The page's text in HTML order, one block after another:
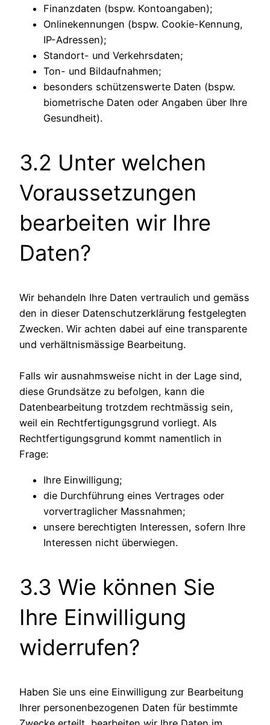
Finanzdaten (bspw. Kontoangaben);
Onlinekennungen (bspw. Cookie-Kennung,
IP-Adressen);
Standort- und Verkehrsdaten;
Ton- und Bildaufnahmen;
besonders schützenswerte Daten (bspw.
biometrische Daten oder Angaben über Ihre
Gesundheit).
3.2 Unter welchen
Voraussetzungen
bearbeiten wir Ihre
Daten?
Wir behandeln Ihre Daten vertraulich und gemäss
den in dieser Datenschutzerklärung festgelegten
Zwecken. Wir achten dabei auf eine transparente
und verhältnismässige Bearbeitung.
Falls wir ausnahmsweise nicht in der Lage sind,
diese Grundsätze zu befolgen, kann die
Datenbearbeitung trotzdem rechtmässig sein,
weil ein Rechtfertigungsgrund vorliegt. Als
Rechtfertigungsgrund kommt namentlich in
Frage:
Ihre Einwilligung;
die Durchführung eines Vertrages oder
vorvertraglicher Massnahmen;
unsere berechtigten Interessen, sofern Ihre
Interessen nicht überwiegen.
3.3 Wie können Sie
Ihre Einwilligung
widerrufen?
Haben Sie uns eine Einwilligung zur Bearbeitung
Ihrer personenbezogenen Daten für bestimmte